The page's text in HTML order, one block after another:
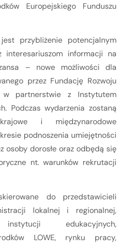
Europejskiego Funduszu
przybliżenie potencjalnym
interesariuszom informacji na
– nowe możliwości dla
przez Fundację Rozwoju
w partnerstwie z Instytutem
Podczas wydarzenia zostaną
i międzynarodowe
podnoszenia umiejętności
osoby dorosłe oraz odbędą się
nt. warunków rekrutacji
do przedstawicieli
lokalnej i regionalnej,
edukacyjnych,
LOWE, rynku pracy,